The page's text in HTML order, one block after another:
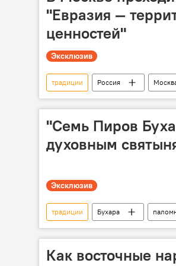
"Евразия —
ценностей"
Эксклюзив
традиции Россия
Общество
эксклюзив
"Семь Пиров
духовным
Эксклюзив
традиции Бухара
Бахоуддин Накшбанд
Как восточные